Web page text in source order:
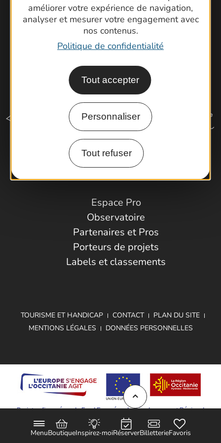
améliorer votre expérience de navigation,
analyser et mesurer votre engagement avec
nos contenus.
Politique de confidentialité
Tout accepter
Personnaliser
Tout refuser
MenuBoutiqueInspirez-moiRéserverBilletterieFavoris
Comment venir ?
Espace Pro
Observatoire
Partenaires et Pros
Porteurs de projets
Labels et classements
TOURISME ET HANDICAP CONTACT
PLAN DU SITE
MENTIONS LÉGALES
DONNÉES PERSONNELLES
Projet cofinancé par le Fond Européen de Développement Régional